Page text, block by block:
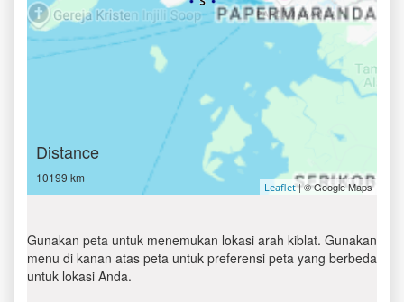
Distance
10199 km
Leaflet| © Google Maps
Gunakan peta untuk menemukan lokasi arah kiblat. Gunakan
menu di kanan atas peta untuk preferensi peta yang berbeda
untuk lokasi Anda.